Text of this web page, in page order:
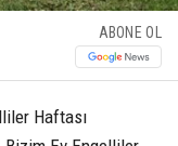
ABONE OL
Haftası